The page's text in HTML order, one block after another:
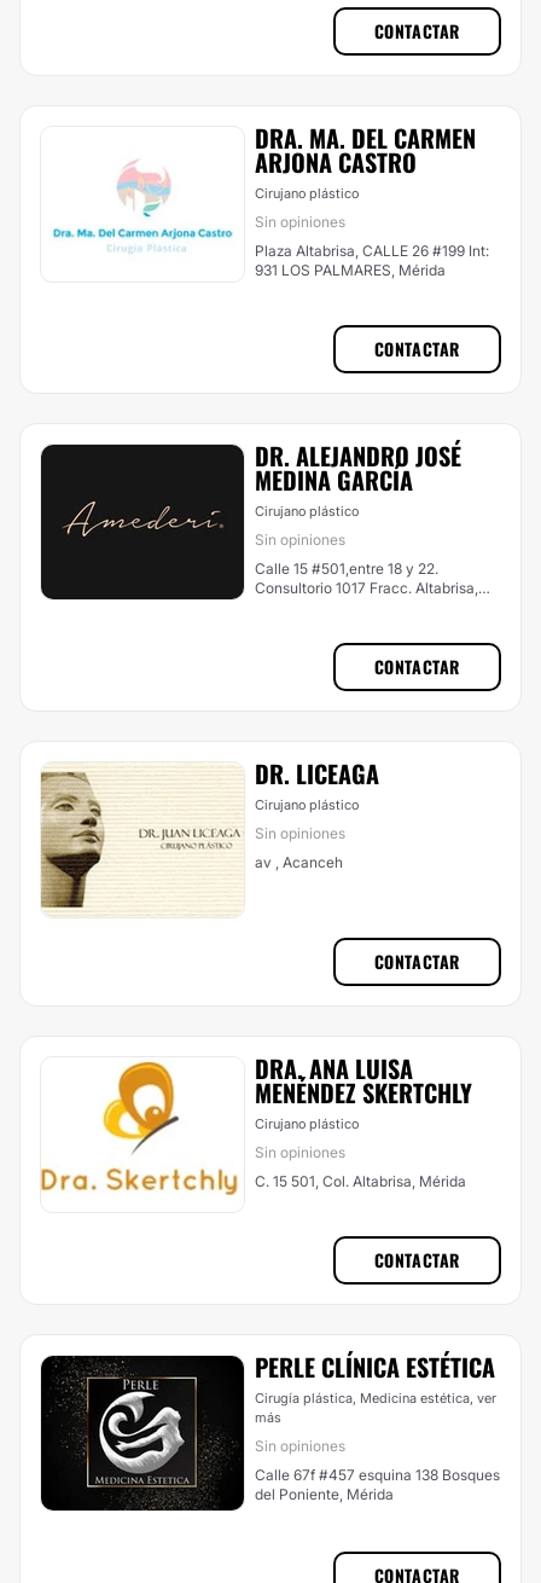
CONTACTAR
DRA. MA. DEL CARMEN
ARJONA CASTRO
Cirujano plástico
Sin opiniones
Plaza Altabrisa, CALLE 26 #199 Int:
931 LOS PALMARES, Mérida
CONTACTAR
DR. ALEJANDRO JOSÉ
MEDINA GARCÍA
Cirujano plástico
Sin opiniones
Calle 15 #501,entre 18 y 22.
Consultorio 1017 Fracc. Altabrisa,
CONTACTAR
DR. LICEAGA
Cirujano plástico
Sin opiniones
av , Acanceh
CONTACTAR
DRA. ANA LUISA
MENÉNDEZ SKERTCHLY
Cirujano plástico
Sin opiniones
C. 15 501, Col. Altabrisa, Mérida
CONTACTAR
PERLE CLÍNICA ESTÉTICA
Cirugía plástica, Medicina estética, ver
más
Sin opiniones
Calle 67f #457 esquina 138 Bosques
del Poniente, Mérida
CONTACTAR